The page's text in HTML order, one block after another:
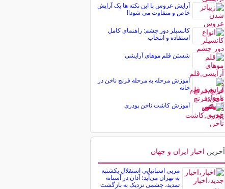
آرایش عروس با این نکته ها یک آرایش
خاص و متفاوت می شود!!
کانسیلر دور چشم: راهنمای کامل
استفاده و انتخاب
شستن قلم موهای آرایشی
آموزش مرحله به مرحله فرنچ ناخن در
خانه
آموزش کاشت ناخن پودری
آخرین اخبار ایران و جهان
مربی اسپانیایی استقلال یکشنبه
به تهران می‌آید؛ آدان در آستانه
تمدید، چشمی نزدیک به بازگشت